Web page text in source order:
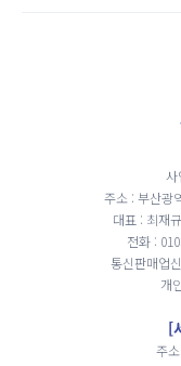
사
주소 : 부산광
대표 : 최재규
전화 :
통신판매업
개
[
주